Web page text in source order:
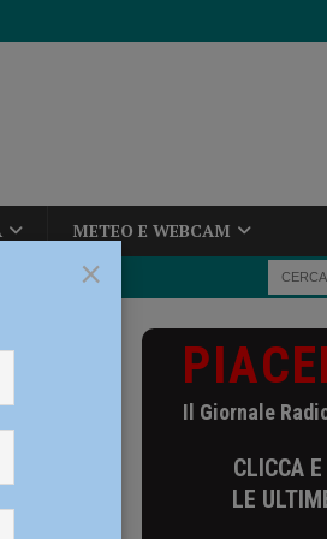
METEO E WEBCAM
sui
Il Giornale
CLICCA
LE
×